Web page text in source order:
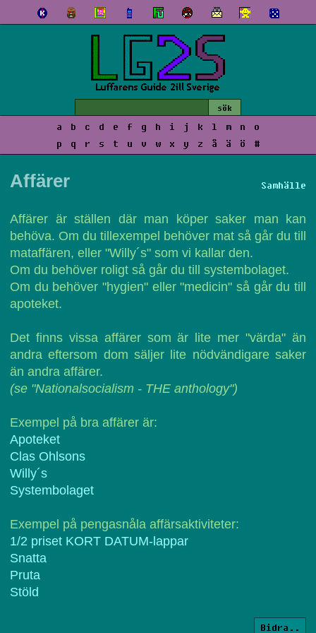
a b c d e f g h i j k l m n
o
p
q r s t u v w x y z å ä ö #
Samhälle
Affärer
Affärer är ställen där man köper saker man kan
behöva. Om du tillexempel behöver mat så går du till
mataffären, eller "Willy´s" som vi kallar den.
Om du behöver roligt så går du till systembolaget.
Om du behöver "hygien" eller "medicin" så går du till
apoteket.
Det finns vissa affärer som är lite mer "värda" än
andra eftersom dom säljer lite nödvändigare saker
än andra affärer.
(se "Nationalsocialism - THE anthology")
Exempel på bra affärer är:
Apoteket
Clas Ohlsons
Willy´s
Systembolaget
Exempel på pengasnåla affärsaktiviteter:
1/2 priset KORT DATUM-lappar
Snatta
Pruta
Stöld
Bidra..